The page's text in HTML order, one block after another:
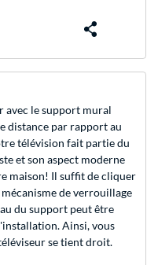
avec le support mural
distance par rapport au
télévision fait partie du
et son aspect moderne
maison! Il suffit de cliquer
de verrouillage
du support peut être
Ainsi, vous
se tient droit.